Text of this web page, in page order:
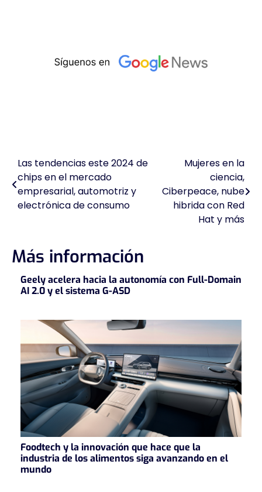
Navegación
de
entradas
Las tendencias este 2024 de
chips en el mercado
empresarial, automotriz y
electrónica de consumo
Mujeres en la
ciencia,
Ciberpeace, nube
hibrida con Red
Hat y más
Más información
Geely acelera hacia la autonomía con Full-Domain
AI 2.0 y el sistema G-ASD
Foodtech y la innovación que hace que la
industria de los alimentos siga avanzando en el
mundo